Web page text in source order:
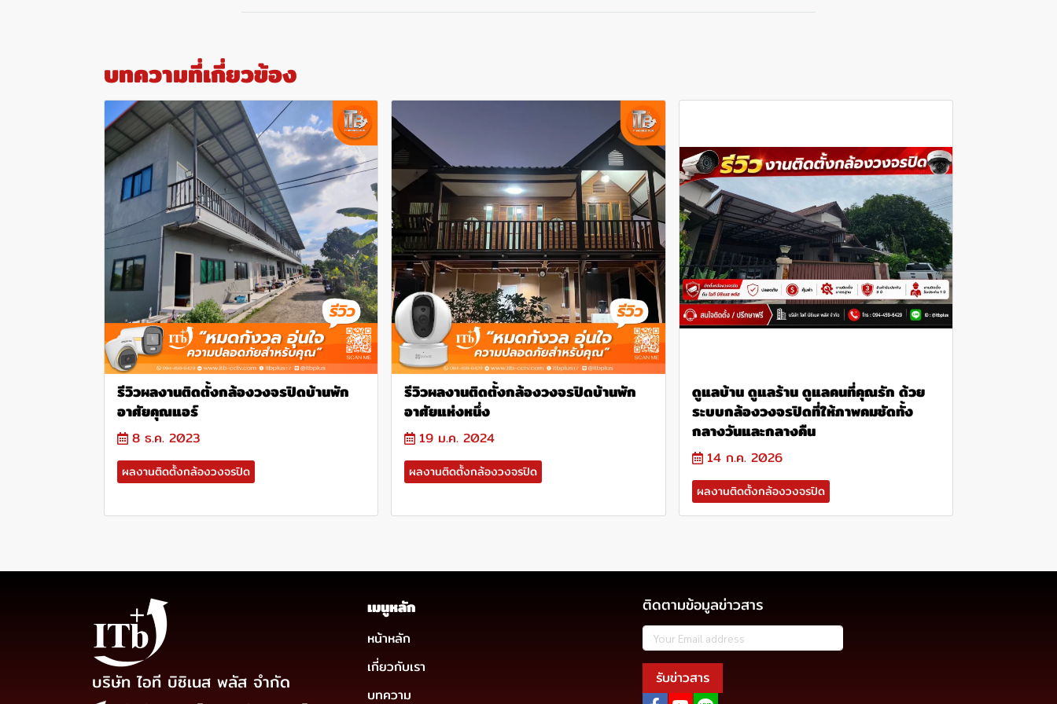
บทความที่เกี่ยวข้อง
รีวิวผลงานติดตั้งกล้องวงจรปิดบ้านพัก
อาศัยคุณแอร์
8 ธ.ค. 2023
ผลงานติดตั้งกล้องวงจรปิด
รีวิวผลงานติดตั้งกล้องวงจรปิดบ้านพัก
อาศัยแห่งหนึ่ง
19 ม.ค. 2024
ผลงานติดตั้งกล้องวงจรปิด
ดูแลบ้าน ดูแลร้าน ดูแลคนที่คุณรัก ด้วย
ระบบกล้องวงจรปิดที่ให้ภาพคมชัดทั้ง
กลางวันและกลางคืน
14 ก.ค. 2026
ผลงานติดตั้งกล้องวงจรปิด
บริษัท ไอที บิซิเนส พลัส จำกัด
เมนูหลัก
หน้าหลัก
เกี่ยวกับเรา
บทความ
ติดตามข้อมูลข่าวสาร
รับข่าวสาร